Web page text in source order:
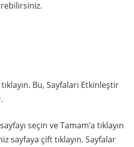
Bu, Sayfaları Etkinleştir
seçin ve Tamam’a tıklayın
sayfaya çift tıklayın. Sayfalar